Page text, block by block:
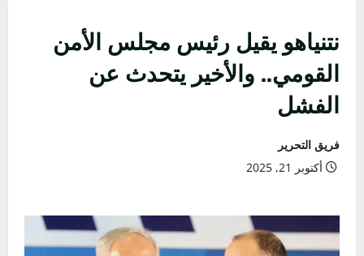
نتنياهو يقيل رئيس مجلس الأمن
القومي.. والأخير يتحدث عن
الفشل
فريق التحرير
أكتوبر 21, 2025